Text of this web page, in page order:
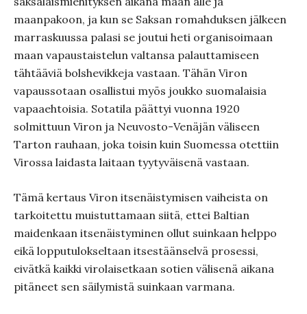
maanpakoon, ja kun se Saksan romahduksen jälkeen
marraskuussa palasi se joutui heti organisoimaan
maan vapaustaistelun valtansa palauttamiseen
tähtääviä bolshevikkeja vastaan. Tähän Viron
vapaussotaan osallistui myös joukko suomalaisia
vapaaehtoisia. Sotatila päättyi vuonna 1920
solmittuun Viron ja Neuvosto-Venäjän väliseen
Tarton rauhaan, joka toisin kuin Suomessa otettiin
Virossa laidasta laitaan tyytyväisenä vastaan.
Tämä kertaus Viron itsenäistymisen vaiheista on
tarkoitettu muistuttamaan siitä, ettei Baltian
maidenkaan itsenäistyminen ollut suinkaan helppo
eikä lopputulokseltaan itsestäänselvä prosessi,
eivätkä kaikki virolaisetkaan sotien välisenä aikana
pitäneet sen säilymistä suinkaan varmana.